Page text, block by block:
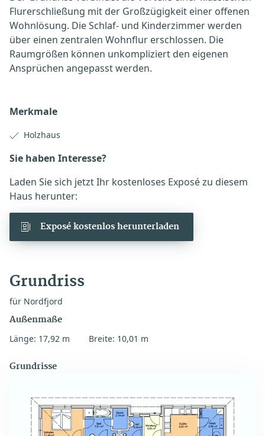
Flurerschließung mit der Großzügigkeit einer offenen
Wohnlösung. Die Schlaf- und Kinderzimmer werden
über einen zentralen Wohnflur erschlossen. Die
Raumgrößen können unkompliziert den eigenen
Ansprüchen angepasst werden.
Merkmale
Holzhaus
Sie haben Interesse?
Laden Sie sich jetzt Ihr kostenloses Exposé zu diesem
Haus herunter:
Exposé kostenlos herunterladen
Grundriss
für Nordfjord
Außenmaße
Länge: 17,92 m Breite: 10,01 m
Grundrisse